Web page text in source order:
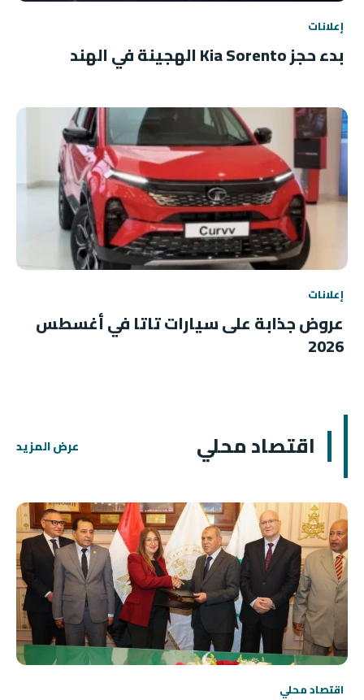
إعلانات
بدء حجز Kia Sorento الهجينة في الهند
إعلانات
عروض جذابة على سيارات تاتا في أغسطس
2026
اقتصاد محلي عرض المزيد
اقتصاد محلي